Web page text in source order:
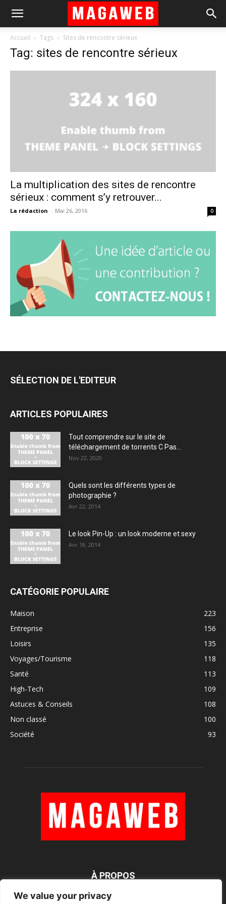
We value your privacy
Accueil Tags Sites de rencontre sérieux
Tag: sites de rencontre sérieux
La multiplication des sites de rencontre
sérieux : comment s’y retrouver...
La rédaction - Mai 26, 2016 0
SÉLECTION DE L'EDITEUR
ARTICLES POPULAIRES
Tout comprendre sur le site de
téléchargement de torrents C Pas...
Nov 22, 2020
Quels sont les différents types de
photographie ?
Avr 22, 2014
Le look Pin-Up : un look moderne et sexy
Avr 18, 2014
CATÉGORIE POPULAIRE
Maison
223
Entreprise
156
Loisirs
135
Voyages/Tourisme
118
Santé
113
High-Tech
109
Astuces & Conseils
108
Non classé
100
Société
93
À PROPOS